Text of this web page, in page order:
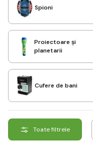
Spioni
Proiectoare și
planetarii
Cufere de bani
Toate filtrele